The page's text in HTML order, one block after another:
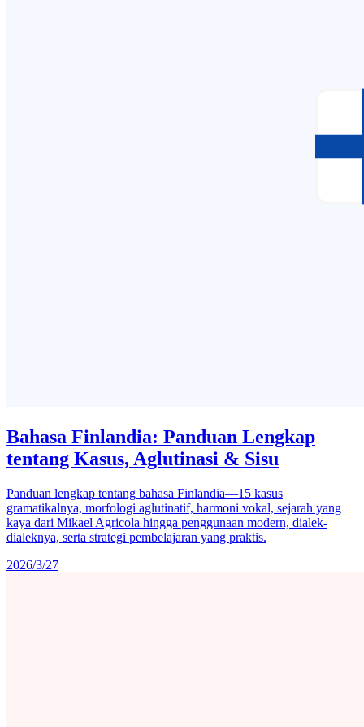
Bahasa Finlandia: Panduan Lengkap
tentang Kasus, Aglutinasi & Sisu
Panduan lengkap tentang bahasa Finlandia—15 kasus
gramatikalnya, morfologi aglutinatif, harmoni vokal, sejarah yang
kaya dari Mikael Agricola hingga penggunaan modern, dialek-
dialeknya, serta strategi pembelajaran yang praktis.
2026/3/27